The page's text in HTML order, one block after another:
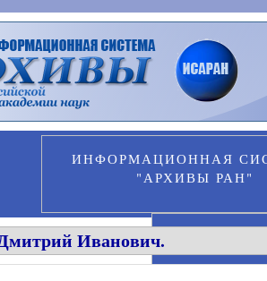
ИНФОРМАЦИОННАЯ
"АРХИВЫ РАН"
Иванович.